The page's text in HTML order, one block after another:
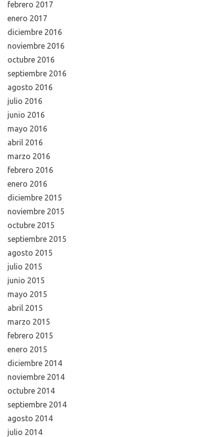
febrero 2017
enero 2017
diciembre 2016
noviembre 2016
octubre 2016
septiembre 2016
agosto 2016
julio 2016
junio 2016
mayo 2016
abril 2016
marzo 2016
febrero 2016
enero 2016
diciembre 2015
noviembre 2015
octubre 2015
septiembre 2015
agosto 2015
julio 2015
junio 2015
mayo 2015
abril 2015
marzo 2015
febrero 2015
enero 2015
diciembre 2014
noviembre 2014
octubre 2014
septiembre 2014
agosto 2014
julio 2014